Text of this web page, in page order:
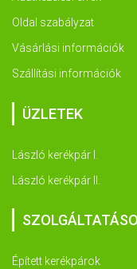
Oldal szabályzat
Vásárlási információk
Szállítási információk
ÜZLETEK
László kerékpár I.
László kerékpár II.
Épített kerékpárok